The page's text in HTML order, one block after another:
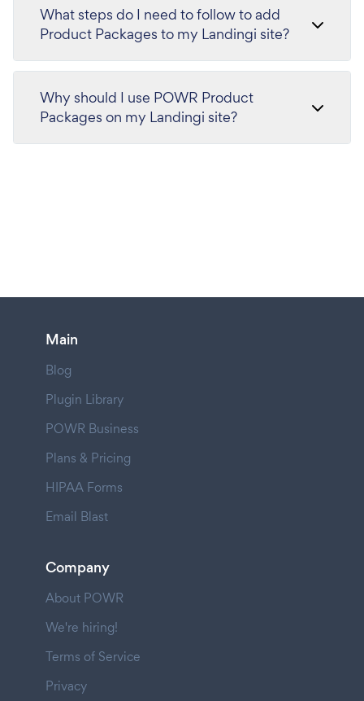
What steps do I need to follow to add
Product Packages to my Landingi site?
Why should I use POWR Product
Packages on my Landingi site?
Main
Blog
Plugin Library
POWR Business
Plans & Pricing
HIPAA Forms
Email Blast
Company
About POWR
We're hiring!
Terms of Service
Privacy